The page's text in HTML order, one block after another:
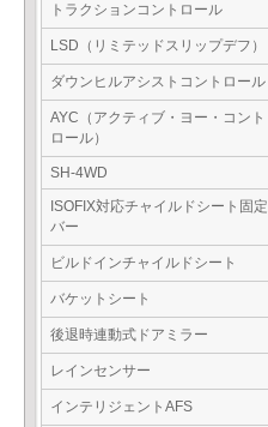
トラクションコントロール
LSD（リミテッドスリップデフ）
ダウンヒルアシストコントロール
AYC（アクティブ・ヨー・コント
ロール）
SH-4WD
ISOFIX対応チャイルドシート固定
バー
ビルドインチャイルドシート
バケットシート
後退時連動式ドアミラー
レインセンサー
インテリジェントAFS